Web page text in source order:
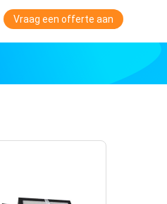
Vraag een offerte aan